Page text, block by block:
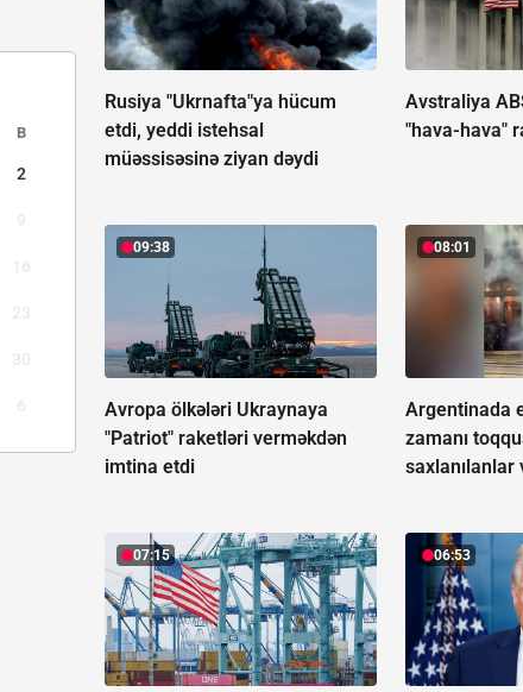
B
2
Rusiya "Ukrnafta"ya hücum
etdi, yeddi istehsal
müəssisəsinə ziyan dəydi
Avstraliya
"hava-hava"
09:38
Avropa ölkələri Ukraynaya
"Patriot" raketləri verməkdən
imtina etdi
08:01
Argentinada
zamanı
saxlanılanlar
07:15 06:53